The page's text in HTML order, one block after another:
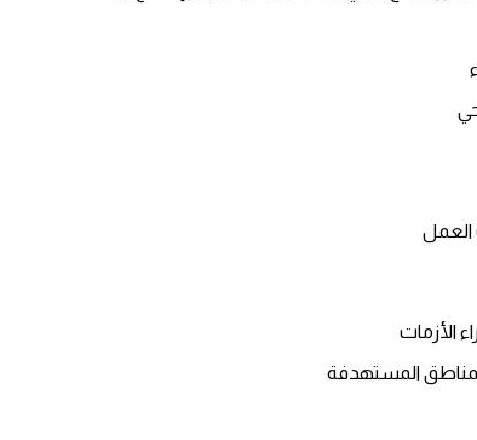
العمل
الأزمات
المناطق المستهدفة